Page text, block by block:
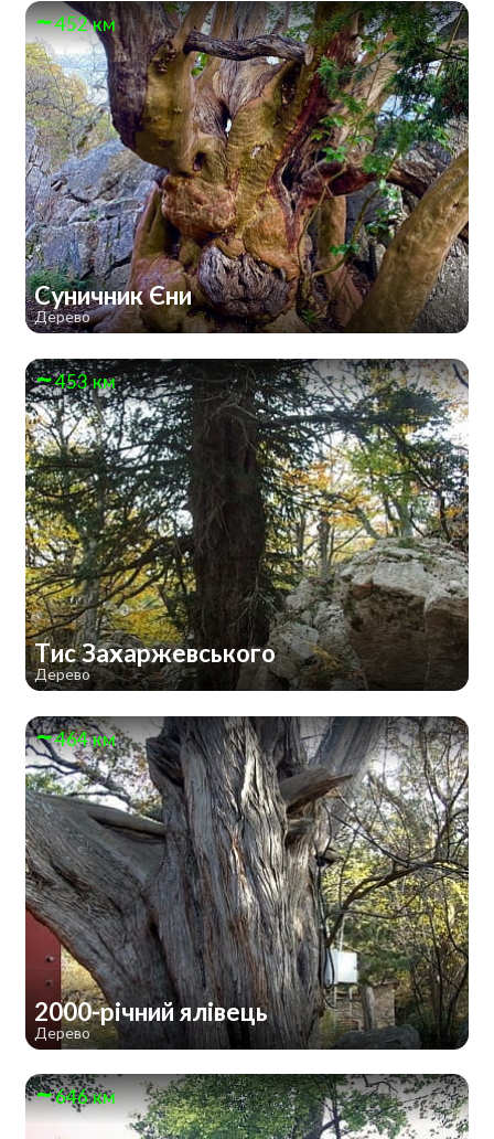
452 км
Суничник Єни
Дерево
453 км
Тис Захаржевського
Дерево
464 км
2000-річний ялівець
Дерево
646 км